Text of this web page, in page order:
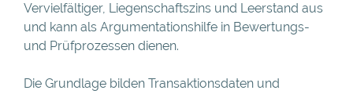
Vervielfältiger, Liegenschaftszins und Leerstand aus
und kann als Argumentationshilfe in Bewertungs-
und Prüfprozessen dienen.
Die Grundlage bilden Transaktionsdaten und